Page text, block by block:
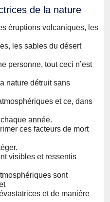
de la nature
éruptions volcaniques, les
les sables du désert
personne, tout ceci n’est
nature détruit sans
et ce, dans
année.
ces facteurs de mort
visibles et ressentis
sont
et de manière